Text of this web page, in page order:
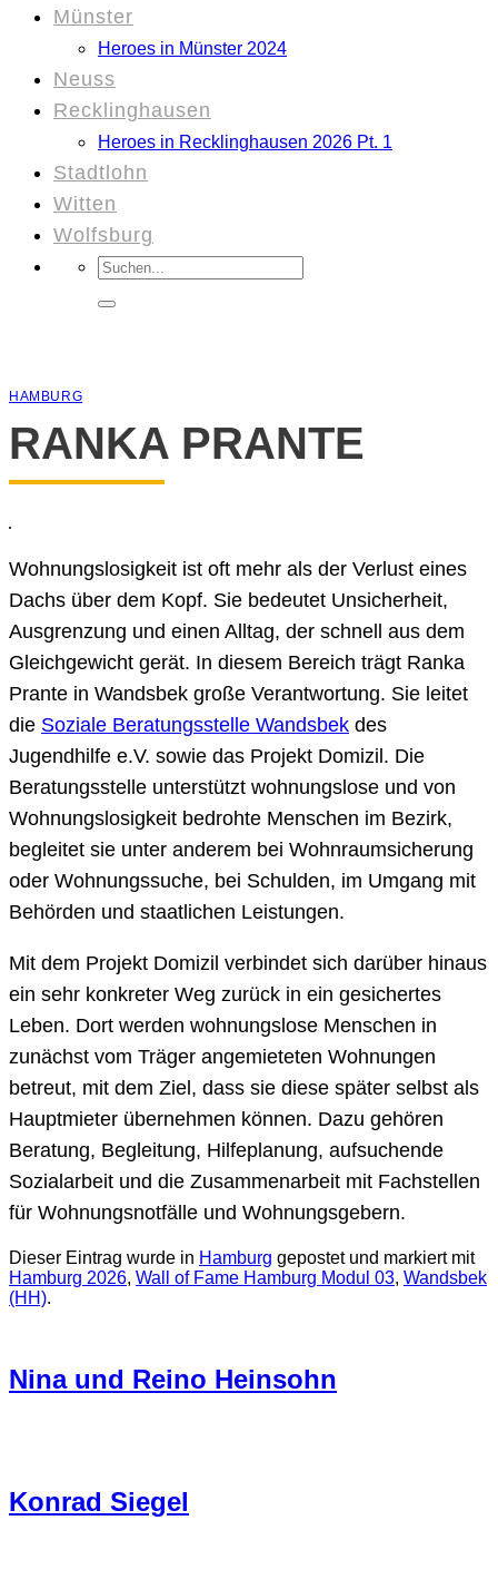
Münster
Heroes in Münster 2024
Neuss
Recklinghausen
Heroes in Recklinghausen 2026 Pt. 1
Stadtlohn
Witten
Wolfsburg
Suchen
nach:
HAMBURG
RANKA PRANTE
Wohnungslosigkeit ist oft mehr als der Verlust eines
Dachs über dem Kopf. Sie bedeutet Unsicherheit,
Ausgrenzung und einen Alltag, der schnell aus dem
Gleichgewicht gerät. In diesem Bereich trägt Ranka
Prante in Wandsbek große Verantwortung. Sie leitet
die Soziale Beratungsstelle Wandsbek des
Jugendhilfe e.V. sowie das Projekt Domizil. Die
Beratungsstelle unterstützt wohnungslose und von
Wohnungslosigkeit bedrohte Menschen im Bezirk,
begleitet sie unter anderem bei Wohnraumsicherung
oder Wohnungssuche, bei Schulden, im Umgang mit
Behörden und staatlichen Leistungen.
Mit dem Projekt Domizil verbindet sich darüber hinaus
ein sehr konkreter Weg zurück in ein gesichertes
Leben. Dort werden wohnungslose Menschen in
zunächst vom Träger angemieteten Wohnungen
betreut, mit dem Ziel, dass sie diese später selbst als
Hauptmieter übernehmen können. Dazu gehören
Beratung, Begleitung, Hilfeplanung, aufsuchende
Sozialarbeit und die Zusammenarbeit mit Fachstellen
für Wohnungsnotfälle und Wohnungsgebern.
Dieser Eintrag wurde in Hamburg gepostet und markiert mit
Hamburg 2026, Wall of Fame Hamburg Modul 03, Wandsbek
(HH).
Nina und Reino Heinsohn
Konrad Siegel